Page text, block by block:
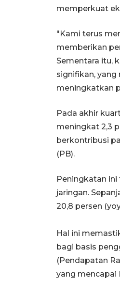
memperkuat
"Kami terus
memberikan
Sementara itu,
signifikan,
meningkatkan
Pada akhir
meningkat 2,3
berkontribusi
(PB).
Peningkatan
jaringan.
20,8 persen
Hal ini
bagi basis
(Pendapatan
yang mencapai